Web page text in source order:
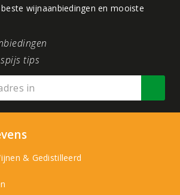
wijnaanbiedingen en mooiste
tips
& Gedistilleerd